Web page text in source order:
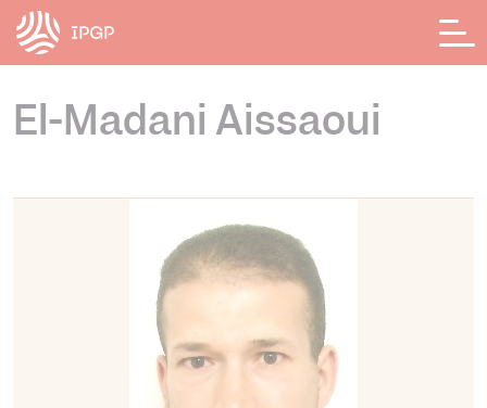
El-Madani Aissaoui
Panneau de gestion des cookies